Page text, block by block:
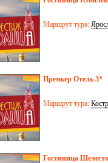
Маршрут тура:
Премьер Отель 3*
Маршрут тура:
Гостиница